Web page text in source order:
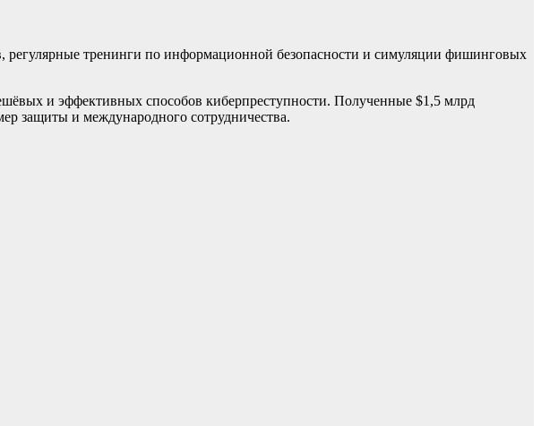
регулярные тренинги по информационной безопасности и симуляции фишинговых
и эффективных способов киберпреступности. Полученные $1,5 млрд
защиты и международного сотрудничества.